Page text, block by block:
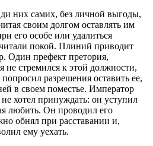
них самих, без личной выгоды,
своим долгом оставлять им
его особе или удалиться
покой. Плиний приводит
Один префект претория,
не стремился к этой должности,
разрешения оставить ее,
в своем поместье. Император
хотел принуждать: он уступил
любить. Он проводил его
обнял при расставании и,
ему уехать.